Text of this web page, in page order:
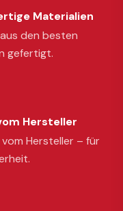
Materialien
den besten
gefertigt.
Hersteller
Hersteller – für